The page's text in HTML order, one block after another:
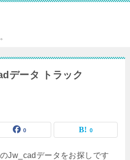
データ トラック
0 0
Jw_cadデータをお探しです